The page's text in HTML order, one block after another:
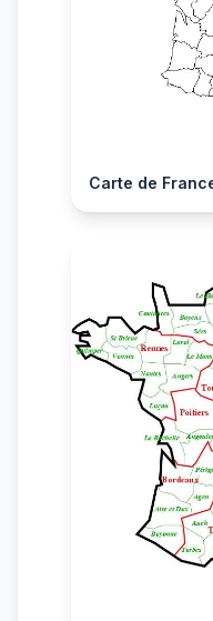
Carte de